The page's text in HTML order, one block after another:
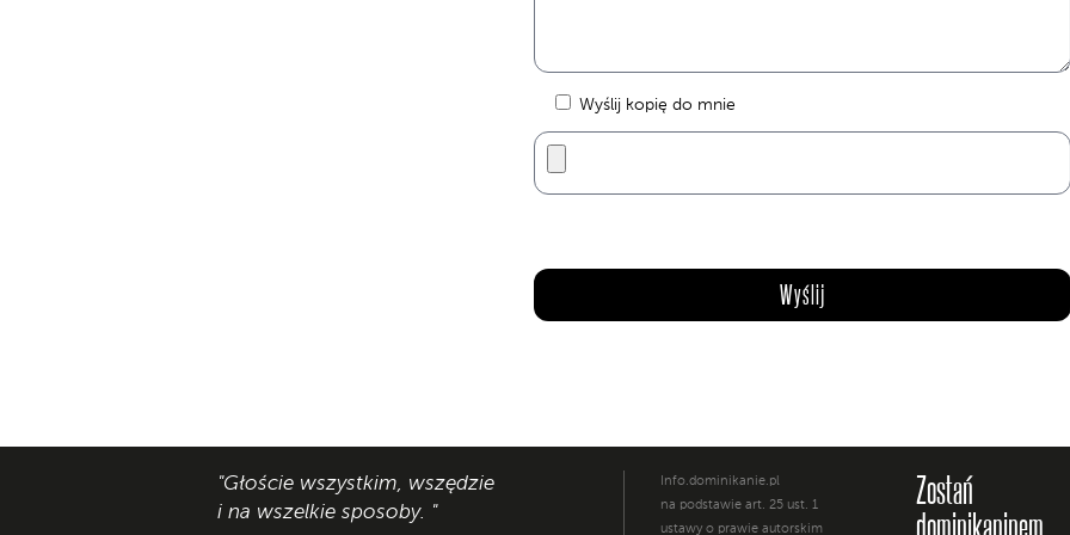
Wyślij kopię do mnie
"Głoście wszystkim, wszędzie
i na wszelkie sposoby. "
Info.dominikanie.pl
na podstawie art. 25 ust. 1
ustawy o prawie autorskim
Zostań
dominikaninem